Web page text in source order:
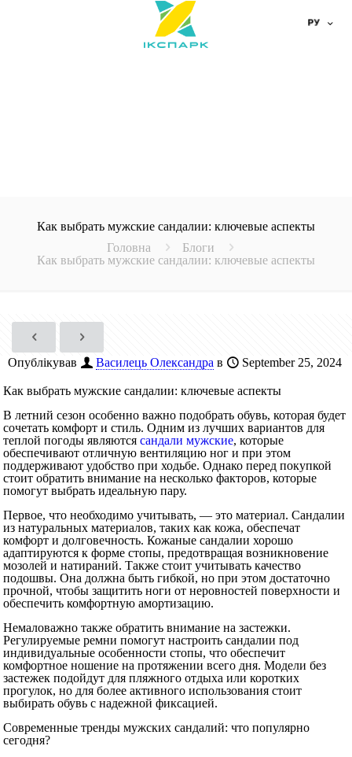
Как выбрать мужские сандалии: ключевые аспекты
Головна
Блоги
Как выбрать мужские сандалии: ключевые аспекты
Опублікував Василець Олександра в September 25, 2024
Как выбрать мужские сандалии: ключевые аспекты
В летний сезон особенно важно подобрать обувь, которая будет
сочетать комфорт и стиль. Одним из лучших вариантов для
теплой погоды являютсясандали мужские, которые
обеспечивают отличную вентиляцию ног и при этом
поддерживают удобство при ходьбе. Однако перед покупкой
стоит обратить внимание на несколько факторов, которые
помогут выбрать идеальную пару.
Первое, что необходимо учитывать, — это материал. Сандалии
из натуральных материалов, таких как кожа, обеспечат
комфорт и долговечность. Кожаные сандалии хорошо
адаптируются к форме стопы, предотвращая возникновение
мозолей и натираний. Также стоит учитывать качество
подошвы. Она должна быть гибкой, но при этом достаточно
прочной, чтобы защитить ноги от неровностей поверхности и
обеспечить комфортную амортизацию.
Немаловажно также обратить внимание на застежки.
Регулируемые ремни помогут настроить сандалии под
индивидуальные особенности стопы, что обеспечит
комфортное ношение на протяжении всего дня. Модели без
застежек подойдут для пляжного отдыха или коротких
прогулок, но для более активного использования стоит
выбирать обувь с надежной фиксацией.
Современные тренды мужских сандалий: что популярно
сегодня?